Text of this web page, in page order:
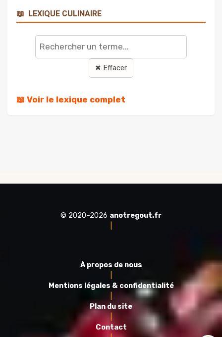
📖 LEXIQUE CULINAIRE
Rechercher
terme
✖ Effacer
📖 Voir le lexique complet
© 2020–2026 anotregout.fr
À propos de nous
Mentions légales & confidentialité
Plan du site
|
Contact